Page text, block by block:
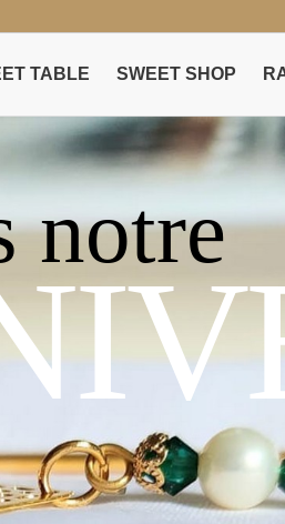
TABLE SWEET SHOP
notre